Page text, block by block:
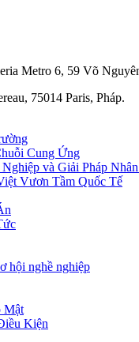
Metro 6, 59 Võ
75014 Paris, Pháp.
Cung Ứng
và Giải Pháp
Vươn Tầm Quốc Tế
hội nghề nghiệp
Mật
Kiện